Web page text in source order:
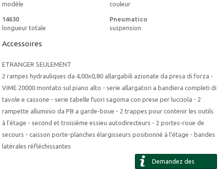
modèle
longueur totale
14630
couleur
suspension
Pneumatico
Accessoires
ETRANGER SEULEMENT
2 rampes hydrauliques da 4,00x0,80 allargabili azionate da presa di forza -
VIME 20000 montato sul piano alto - serie allargatori a bandiera completi di
tavole e cassone - serie tabelle fuori sagoma con prese per lucciola - 2
rampette alluminio da PB a garde-boue - 2 trappes pour contenir les outils
à l'étage - second et troisième essieu autodirecteurs - 2 portes-roue de
secours - caisson porte-planches élargisseurs positionné à l'étage - bandes
latérales réfléchissantes
Demandez des